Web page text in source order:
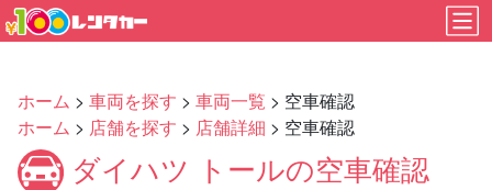
ホーム > 車両を探す > 車両一覧 > 空車確認
ホーム > 店舗を探す > 店舗詳細 > 空車確認
ダイハツ トールの空車確認